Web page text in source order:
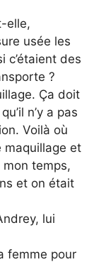
elle,
usée les
c’étaient des
?
Ça doit
n’y a pas
Voilà où
et
temps,
et on était
lui
femme pour